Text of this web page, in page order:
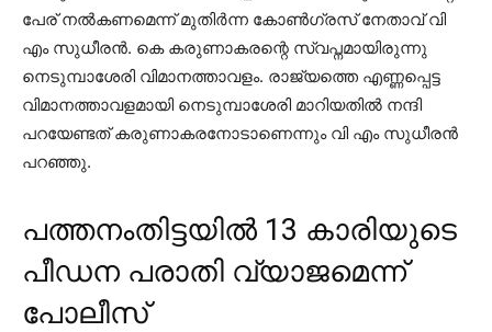
പേര് നല്‍കണമെന്ന് മുതിര്‍ന്ന കോണ്‍ഗ്രസ് നേതാവ് വി
എം സുധീരന്‍. കെ കരുണാകരന്റെ സ്വപ്നമായിരുന്നു
നെടുമ്പാശേരി വിമാനത്താവളം. രാജ്യത്തെ എണ്ണപ്പെട്ട
വിമാനത്താവളമായി നെടുമ്പാശേരി മാറിയതില്‍ നന്ദി
പറയേണ്ടത് കരുണാകരനോടാണെന്നും വി എം സുധീരന്‍
പറഞ്ഞു.
പത്തനംതിട്ടയിൽ 13 കാരിയുടെ
പീഡന പരാതി വ്യാജമെന്ന്
പോലീസ്